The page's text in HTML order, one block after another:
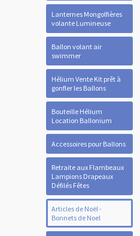
Lanternes Mongolfières
volante Lumineuse
Ballon volant air
swimmer
Hélium Vente Kit prêt à
gonfler les Ballons
Bouteille Hélium
Location Ballonium
Accessoires pour Ballons
Retraite aux Flambeaux
Lampions Drapeaux
Défilés Fêtes
Articles de Noël -
Bonnets de Noel